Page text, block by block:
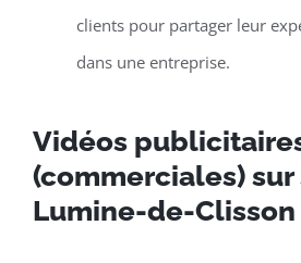
clients pour partager leur
dans une entreprise.
Vidéos
(commerciales) sur
Lumine-de-Clisson